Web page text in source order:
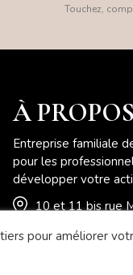
Touchez,
À PROPOS
Entreprise familiale
pour les
développer votre
10 et 11 bis rue
04 78 41 78 46
pour améliorer